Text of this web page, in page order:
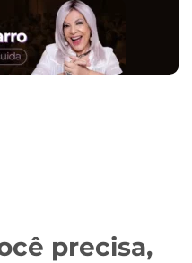
precisa,